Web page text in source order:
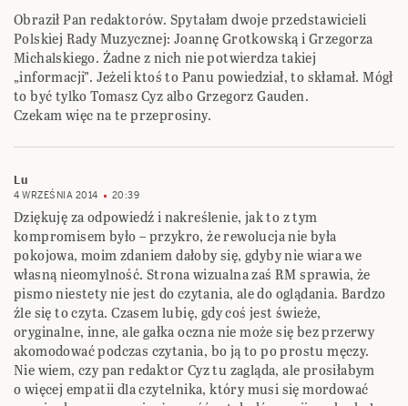
Obraził Pan redaktorów. Spytałam dwoje przedstawicieli
Polskiej Rady Muzycznej: Joannę Grotkowską i Grzegorza
Michalskiego. Żadne z nich nie potwierdza takiej
„informacji”. Jeżeli ktoś to Panu powiedział, to skłamał. Mógł
to być tylko Tomasz Cyz albo Grzegorz Gauden.
Czekam więc na te przeprosiny.
Lu
4 WRZEŚNIA 2014 20:39
Dziękuję za odpowiedź i nakreślenie, jak to z tym
kompromisem było – przykro, że rewolucja nie była
pokojowa, moim zdaniem dałoby się, gdyby nie wiara we
własną nieomylność. Strona wizualna zaś RM sprawia, że
pismo niestety nie jest do czytania, ale do oglądania. Bardzo
źle się to czyta. Czasem lubię, gdy coś jest świeże,
oryginalne, inne, ale gałka oczna nie może się bez przerwy
akomodować podczas czytania, bo ją to po prostu męczy.
Nie wiem, czy pan redaktor Cyz tu zagląda, ale prosiłabym
o więcej empatii dla czytelnika, który musi się mordować